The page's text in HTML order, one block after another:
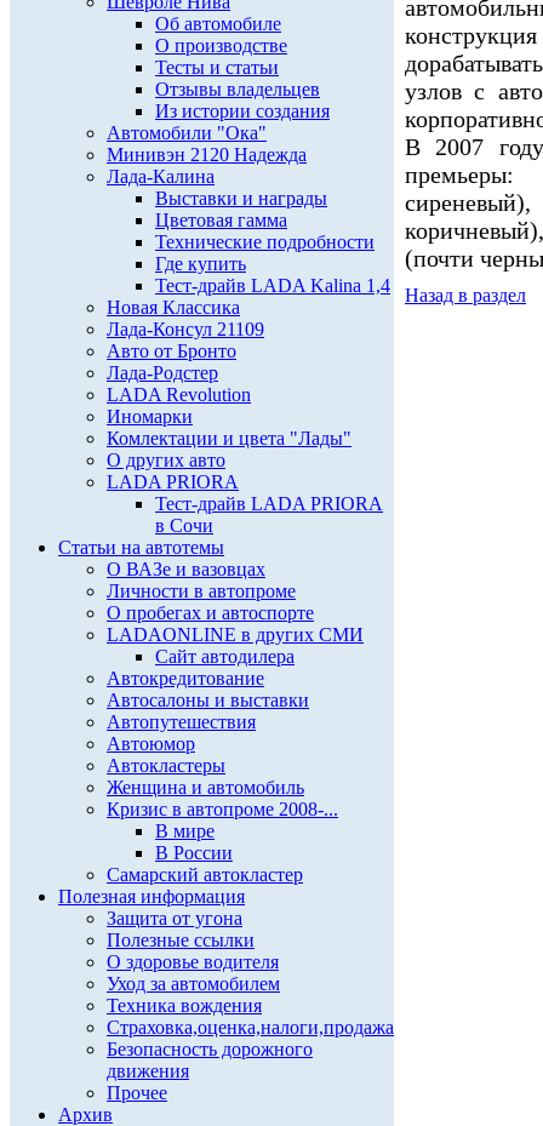
Об автомобиле
О производстве
Тесты и статьи
Отзывы владельцев
Из истории создания
Автомобили "Ока"
Минивэн 2120 Надежда
Лада-Калина
Выставки и награды
Цветовая гамма
Технические подробности
Где купить
Тест-драйв LADA Kalina 1,4
Новая Классика
Лада-Консул 21109
Авто от Бронто
Лада-Родстер
LADA Revolution
Иномарки
Комлектации и цвета "Лады"
О других авто
LADA PRIORA
Тест-драйв LADA PRIORA
в Сочи
Статьи на автотемы
О ВАЗе и вазовцах
Личности в автопроме
О пробегах и автоспорте
LADAONLINE в других СМИ
Сайт автодилера
Автокредитование
Автосалоны и выставки
Автопутешествия
Автоюмор
Автокластеры
Женщина и автомобиль
Кризис в автопроме 2008-...
В мире
В России
Самарский автокластер
Полезная информация
Защита от угона
Полезные ссылки
О здоровье водителя
Уход за автомобилем
Техника вождения
Страховка,оценка,налоги,продажа
Безопасность дорожного
движения
Прочее
Архив
узлов с
В 2007
(почти
Назад в раздел